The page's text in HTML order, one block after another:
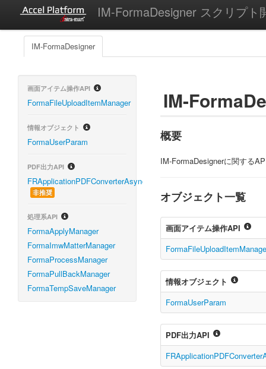
IM-FormaDesigner スクリプト
IM-FormaDesigner
画面アイテム操作API
FormaFileUploadItemManager
情報オブジェクト
FormaUserParam
PDF出力API
FRApplicationPDFConverterAsync
非推奨
処理系API
FormaApplyManager
FormaImwMatterManager
FormaProcessManager
FormaPullBackManager
FormaTempSaveManager
IM-
概要
IM-FormaDesignerに関する
オブジェクト一覧
画面アイテム操作API
情報オブジェクト
FormaUserParam
PDF出力API